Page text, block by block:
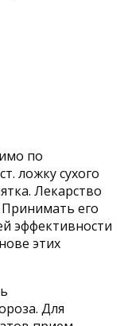
по
ложку сухого
Лекарство
его
эффективности
этих
Для